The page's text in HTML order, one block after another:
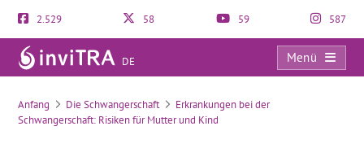
2.529 58 59 587
DE
Menü
Hormonerkrankungen bei der Schwangerschaft
Anfang Die Schwangerschaft
Erkrankungen bei der
Schwangerschaft: Risiken für Mutter und Kind